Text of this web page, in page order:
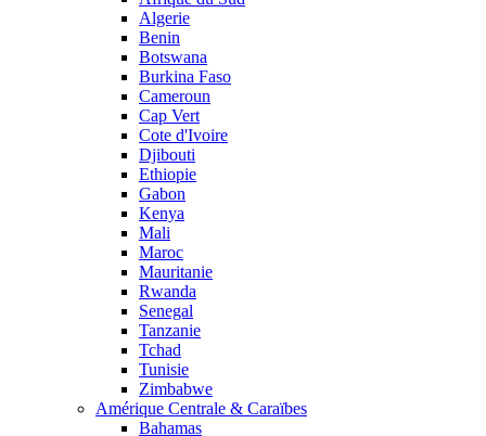
Algerie
Benin
Botswana
Burkina Faso
Cameroun
Cap Vert
Cote d'Ivoire
Djibouti
Ethiopie
Gabon
Kenya
Mali
Maroc
Mauritanie
Rwanda
Senegal
Tanzanie
Tchad
Tunisie
Zimbabwe
Amérique Centrale & Caraïbes
Bahamas